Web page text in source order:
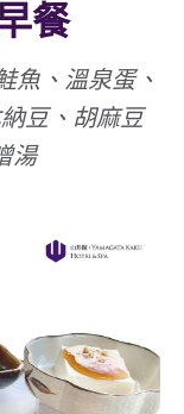
餐
魚、溫泉蛋、
豆、胡麻豆
湯